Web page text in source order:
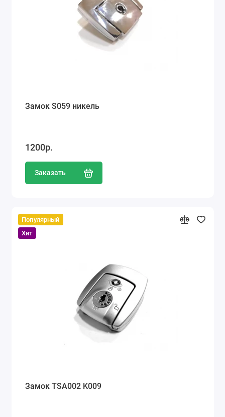
Замок S059 никель
1200р.
Заказать
Популярный
Хит
Замок TSA002 K009